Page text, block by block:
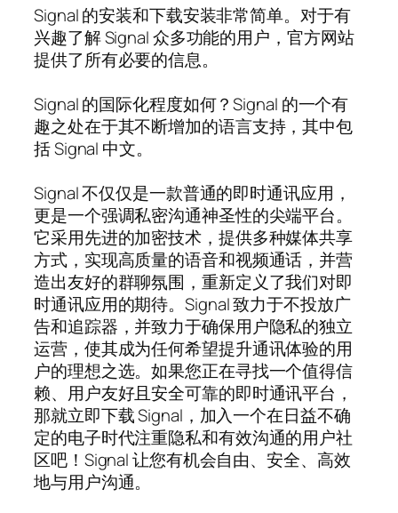
Signal 的安装和下载安装非常简单。对于有
兴趣了解 Signal 众多功能的用户，官方网站
提供了所有必要的信息。
Signal 的国际化程度如何？Signal 的一个有
趣之处在于其不断增加的语言支持，其中包
括 Signal 中文。
Signal 不仅仅是一款普通的即时通讯应用，
更是一个强调私密沟通神圣性的尖端平台。
它采用先进的加密技术，提供多种媒体共享
方式，实现高质量的语音和视频通话，并营
造出友好的群聊氛围，重新定义了我们对即
时通讯应用的期待。Signal 致力于不投放广
告和追踪器，并致力于确保用户隐私的独立
运营，使其成为任何希望提升通讯体验的用
户的理想之选。如果您正在寻找一个值得信
赖、用户友好且安全可靠的即时通讯平台，
那就立即下载 Signal，加入一个在日益不确
定的电子时代注重隐私和有效沟通的用户社
区吧！Signal 让您有机会自由、安全、高效
地与用户沟通。